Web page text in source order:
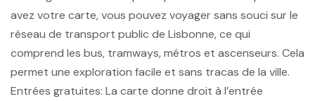
avez votre carte, vous pouvez voyager sans souci sur le
réseau de transport public de Lisbonne, ce qui
comprend les bus, tramways, métros et ascenseurs. Cela
permet une exploration facile et sans tracas de la ville.
Entrées gratuites: La carte donne droit à l’entrée